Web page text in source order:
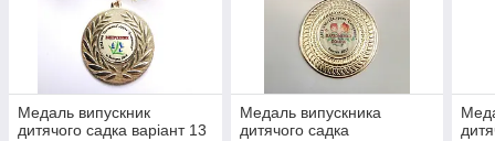
Медаль випускник
дитячого садка варіант 13
Медаль випускника
дитячого садка